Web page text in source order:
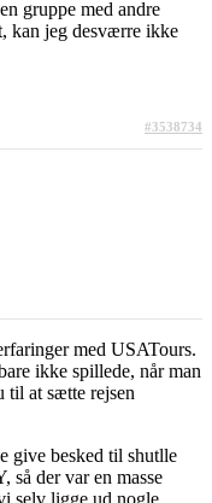
gruppe med andre
kan jeg desværre ikke
#3538734
med USATours.
ikke spillede, når man
til at sætte rejsen
give besked til shutlle
så der var en masse
selv ligge ud nogle